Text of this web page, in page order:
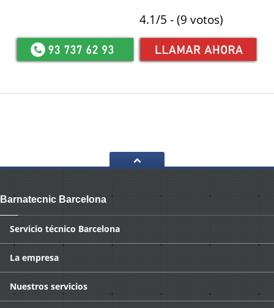
4.1/5 - (9 votos)
Barnatecnic Barcelona
Servicio técnico Barcelona
La empresa
Nuestros servicios